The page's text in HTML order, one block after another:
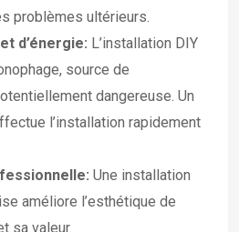
problèmes ultérieurs.
d’énergie: L’installation DIY
source de
dangereuse. Un
l’installation rapidement
Une installation
améliore l’esthétique de
sa valeur.